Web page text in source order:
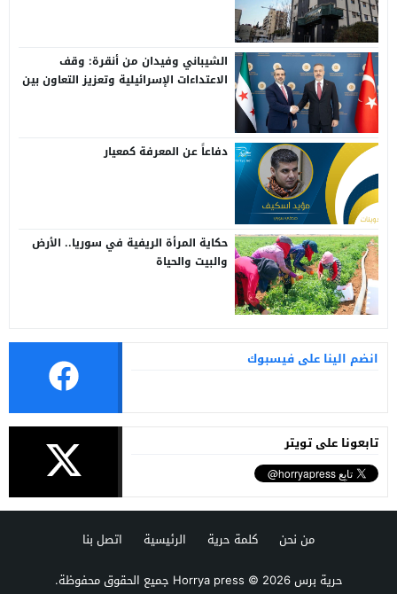
الشيباني وفيدان من أنقرة: وقف
الاعتداءات الإسرائيلية وتعزيز التعاون بين
دفاعاً عن المعرفة كمعيار
حكاية المرأة الريفية في سوريا.. الأرض
والبيت والحياة
انضم الينا على فيسبوك
تابعونا على تويتر
من نحن كلمة حرية الرئيسية
اتصل بنا
حرية برس Horrya press© 2026 جميع الحقوق محفوظة.